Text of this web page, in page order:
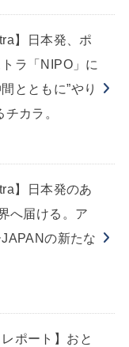
】日本発、ポ
ラ「NIPO」に
とともに”やり
カラ。
】日本発のあ
へ届ける。ア
の新たな
ポート】おと